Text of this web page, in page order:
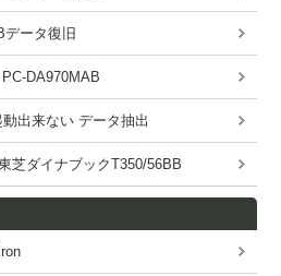
ータ復旧
DA970MAB
出来ない データ抽出
芝ダイナブックT350/56BB